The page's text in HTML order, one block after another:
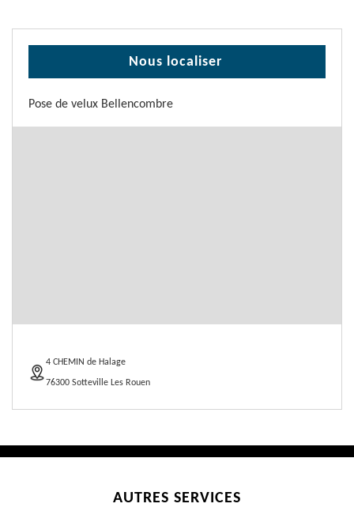
Nous localiser
Pose de velux Bellencombre
4 CHEMIN de Halage
76300 Sotteville Les Rouen
AUTRES SERVICES